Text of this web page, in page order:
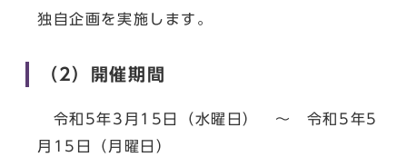
独自企画を実施します。
（2）開催期間
令和5年3月15日（水曜日） ～ 令和5年5
月15日（月曜日）